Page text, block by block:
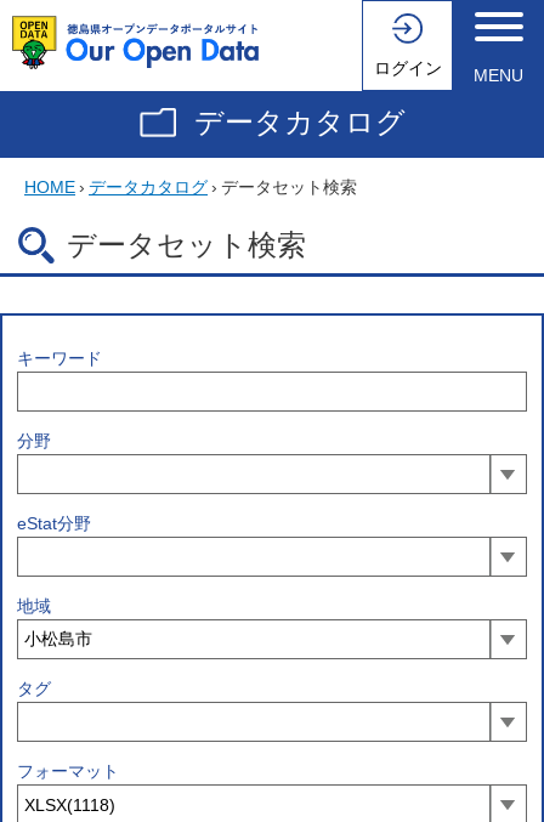
ログイン MENU
データカタログ
HOME› データカタログ› データセット検索
データセット検索
キーワード
分野
eStat分野
地域
タグ
フォーマット